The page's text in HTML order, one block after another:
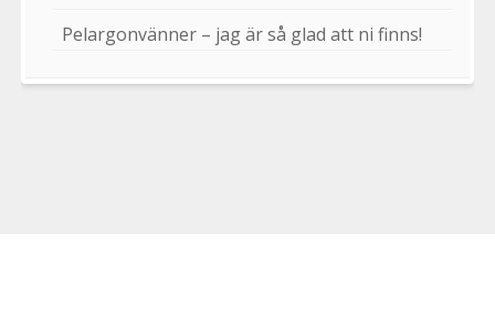
Pelargonvänner – jag är så glad att ni finns!